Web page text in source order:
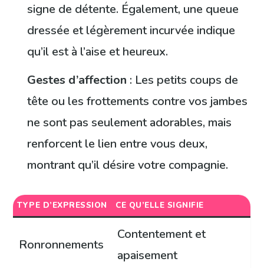
signe de détente. Également, une queue
dressée et légèrement incurvée indique
qu’il est à l’aise et heureux.
Gestes d’affection : Les petits coups de
tête ou les frottements contre vos jambes
ne sont pas seulement adorables, mais
renforcent le lien entre vous deux,
montrant qu’il désire votre compagnie.
TYPE D’EXPRESSION CE QU’ELLE SIGNIFIE
Ronronnements
Contentement et
apaisement